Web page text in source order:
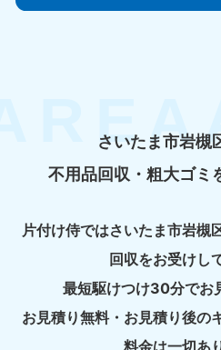
さいたま市岩槻
不用品回収・粗大ゴミ
片付け侍ではさいたま市岩槻
回収をお受けし
最短駆けつけ30分でお
お見積り無料・お見積り後の
料金は一切あ